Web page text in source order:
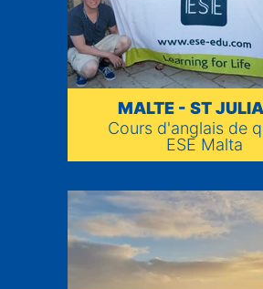
MALTE - ST
Cours d'anglais de
ESE Malta